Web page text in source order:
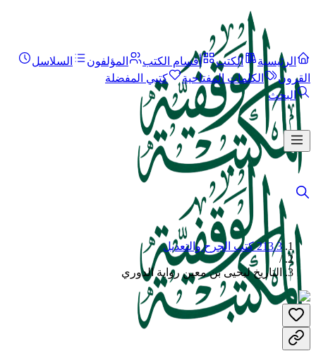
الرئيسية الكتب أقسام الكتب المؤلفون
السلاسل
القرون
الكلمات المفتاحية
كتبي المفضلة
البحث
213.3 كتب الجرح والتعديل
/
التاريخ ليحيى بن معين رواية الدوري